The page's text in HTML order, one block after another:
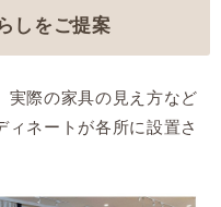
しをご提案
実際の家具の見え方など
ネートが各所に設置さ